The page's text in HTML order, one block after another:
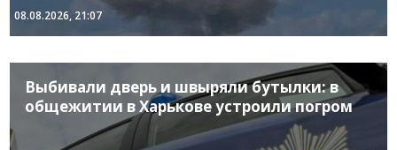
08.08.2026, 21:07
Выбивали дверь и швыряли бутылки: в
общежитии в Харькове устроили погром